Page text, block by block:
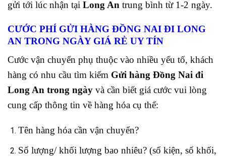
gửi tới lúc nhận tại Long An trung bình từ 1-2 ngày.
CƯỚC PHÍ GỬI HÀNG ĐỒNG NAI ĐI LONG
AN TRONG NGÀY GIÁ RẺ UY TÍN
Cước vận chuyển phụ thuộc vào nhiều yếu tố, khách
hàng có nhu cầu tìm kiếm Gửi hàng Đồng Nai đi
Long An trong ngày và cần biết giá cước vui lòng
cung cấp thông tin về hàng hóa cụ thể:
Tên hàng hóa cần vận chuyển?
Số lượng/ khối lượng bao nhiêu? (số kiện, số khối,